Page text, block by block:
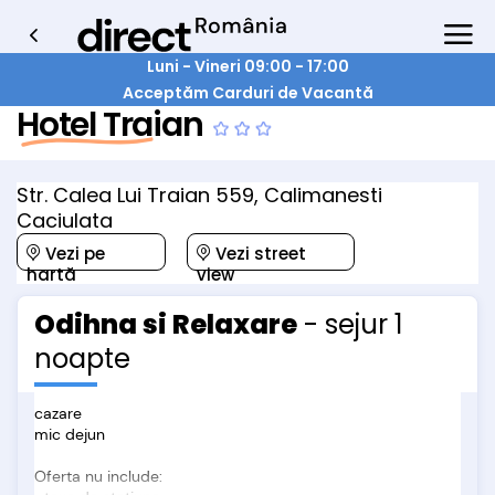
Luni - Vineri 09:00 - 17:00
Acceptăm Carduri de Vacantă
Hotel Traian
Str. Calea Lui Traian 559, Calimanesti
Caciulata
Vezi pe
hartă
Vezi street
view
Odihna si Relaxare - sejur 1
noapte
cazare
mic dejun
Oferta nu include: